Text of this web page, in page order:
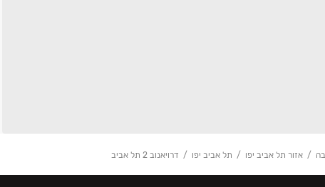
אזור תל אביב יפו תל אביב יפו דרויאנוב 2 תל אביב